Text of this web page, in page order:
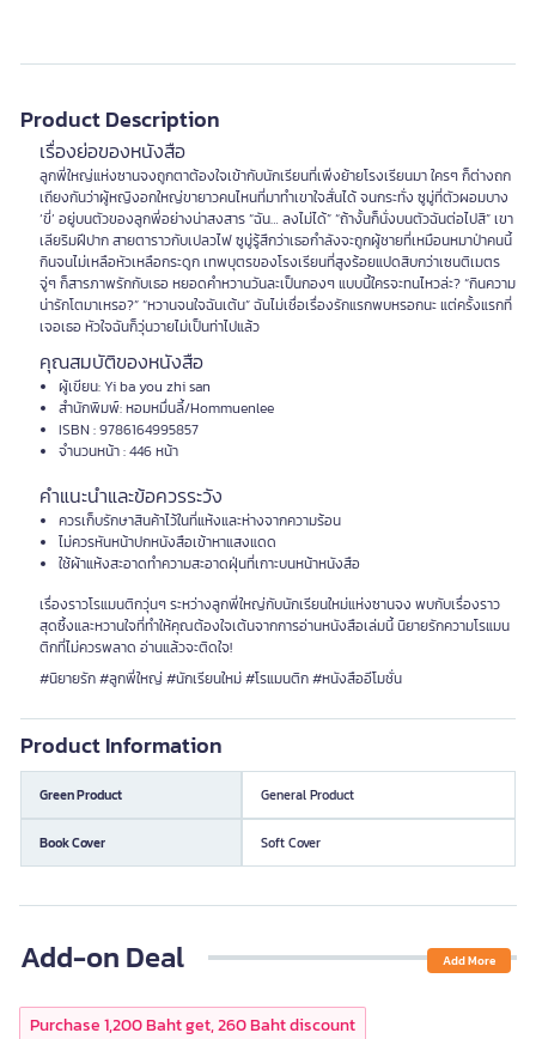
Product Description
เรื่องย่อของหนังสือ
ลูกพี่ใหญ่แห่งซานจงถูกตาต้องใจเข้ากับนักเรียนที่เพิ่งย้ายโรงเรียนมา ใครๆ ก็ต่างถก
เถียงกันว่าผู้หญิงอกใหญ่ขายาวคนไหนที่มาทำเขาใจสั่นได้ จนกระทั่ง ซูมู่ที่ตัวผอมบาง
‘ขี่’ อยู่บนตัวของลูกพี่อย่างน่าสงสาร “ฉัน… ลงไม่ได้” “ถ้างั้นก็นั่งบนตัวฉันต่อไปสิ” เขา
เลียริมฝีปาก สายตาราวกับเปลวไฟ ซูมู่รู้สึกว่าเธอกำลังจะถูกผู้ชายที่เหมือนหมาป่าคนนี้
กินจนไม่เหลือหัวเหลือกระดูก เทพบุตรของโรงเรียนที่สูงร้อยแปดสิบกว่าเซนติเมตร
จู่ๆ ก็สารภาพรักกับเธอ หยอดคำหวานวันละเป็นกองๆ แบบนี้ใครจะทนไหวล่ะ? “กินความ
น่ารักโตมาเหรอ?” “หวานจนใจฉันเต้น” ฉันไม่เชื่อเรื่องรักแรกพบหรอกนะ แต่ครั้งแรกที่
เจอเธอ หัวใจฉันก็วุ่นวายไม่เป็นท่าไปแล้ว
คุณสมบัติของหนังสือ
ผู้เขียน: Yi ba you zhi san
สำนักพิมพ์: หอมหมื่นลี้/Hommuenlee
ISBN : 9786164995857
จำนวนหน้า : 446 หน้า
คำแนะนำและข้อควรระวัง
ควรเก็บรักษาสินค้าไว้ในที่แห้งและห่างจากความร้อน
ไม่ควรหันหน้าปกหนังสือเข้าหาแสงแดด
ใช้ผ้าแห้งสะอาดทำความสะอาดฝุ่นที่เกาะบนหน้าหนังสือ
เรื่องราวโรแมนติกวุ่นๆ ระหว่างลูกพี่ใหญ่กับนักเรียนใหม่แห่งซานจง พบกับเรื่องราว
สุดซึ้งและหวานใจที่ทำให้คุณต้องใจเต้นจากการอ่านหนังสือเล่มนี้ นิยายรักความโรแมน
ติกที่ไม่ควรพลาด อ่านแล้วจะติดใจ!
#นิยายรัก #ลูกพี่ใหญ่ #นักเรียนใหม่ #โรแมนติก #หนังสืออีโมชั่น
Product Information
Green Product General Product
Book Cover Soft Cover
Add-on Deal Add More
Purchase 1,200 Baht get, 260 Baht discount